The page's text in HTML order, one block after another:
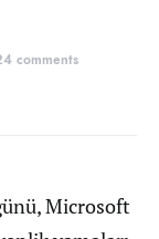
comments
Microsoft